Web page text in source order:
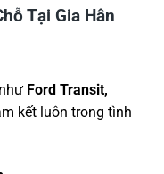
Tại Gia Hân
Ford Transit,
kết luôn trong tình